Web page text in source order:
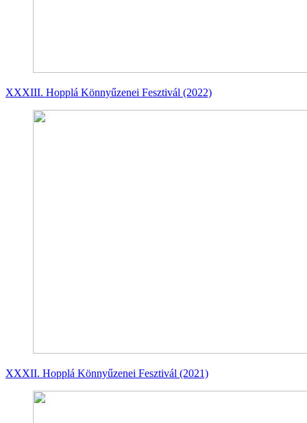
XXXIII. Hopplá Könnyűzenei Fesztivál (2022)
XXXII. Hopplá Könnyűzenei Fesztivál (2021)